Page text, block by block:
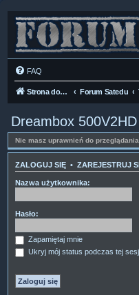
FAQ
Strona domowa Forum Satedu
Dreambox 500V2HD
Nie masz uprawnień do
ZALOGUJ SIĘ • ZAREJESTRUJ
Nazwa użytkownika:
Hasło:
Zapamiętaj mnie
Ukryj mój status podczas tej